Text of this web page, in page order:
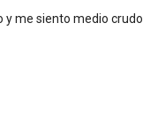
y me siento medio crudo.